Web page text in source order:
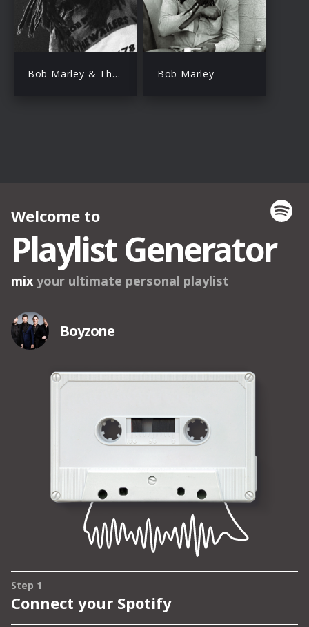
Bob Marley & The Wailers Bob Marley